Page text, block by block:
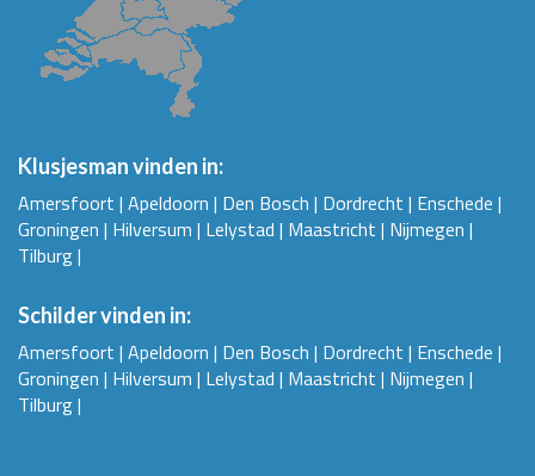
Klusjesman vinden in:
Amersfoort | Apeldoorn | Den Bosch | Dordrecht | Enschede |
Groningen | Hilversum | Lelystad | Maastricht | Nijmegen |
Tilburg|
Schilder vinden in:
Amersfoort | Apeldoorn | Den Bosch | Dordrecht | Enschede |
Groningen | Hilversum | Lelystad | Maastricht | Nijmegen |
Tilburg|